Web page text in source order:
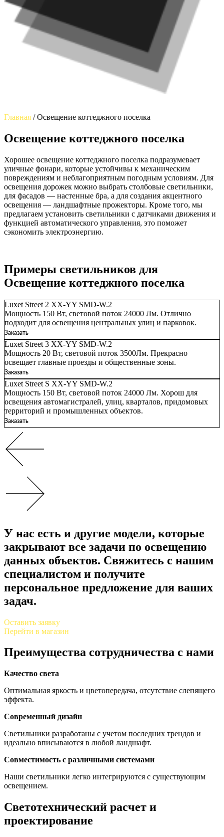
Главная /Освещение коттеджного поселка
Освещение коттеджного поселка
Хорошее освещение коттеджного поселка подразумевает
уличные фонари, которые устойчивы к механическим
повреждениям и неблагоприятным погодным условиям. Для
освещения дорожек можно выбрать столбовые светильники,
для фасадов — настенные бра, а для создания акцентного
освещения — ландшафтные прожекторы. Кроме того, мы
предлагаем установить светильники с датчиками движения и
функцией автоматического управления, это поможет
сэкономить электроэнергию.
Примеры светильников для
Освещение коттеджного поселка
Luxet Street 2 XX-YY SMD-W.2
Мощность 150 Вт, световой поток 24000 Лм. Отлично
подходит для освещения центральных улиц и парковок.
Заказать
Luxet Street 3 XX-YY SMD-W.2
Мощность 20 Вт, световой поток 3500Лм. Прекрасно
освещает главные проезды и общественные зоны.
Заказать
Luxet Street S XX-YY SMD-W.2
Мощность 150 Вт, световой поток 24000 Лм. Хорош для
освещения автомагистралей, улиц, кварталов, придомовых
территорий и промышленных объектов.
Заказать
У нас есть и другие модели, которые
закрывают все задачи по освещению
данных объектов. Свяжитесь с нашим
специалистом и получите
персональное предложение для ваших
задач.
Оставить заявку
Перейти в магазин
Преимущества сотрудничества с нами
Качество света
Оптимальная яркость и цветопередача, отсутствие слепящего
эффекта.
Современный дизайн
Светильники разработаны с учетом последних трендов и
идеально вписываются в любой ландшафт.
Совместимость с различными системами
Наши светильники легко интегрируются с существующим
освещением.
Светотехнический расчет и
проектирование